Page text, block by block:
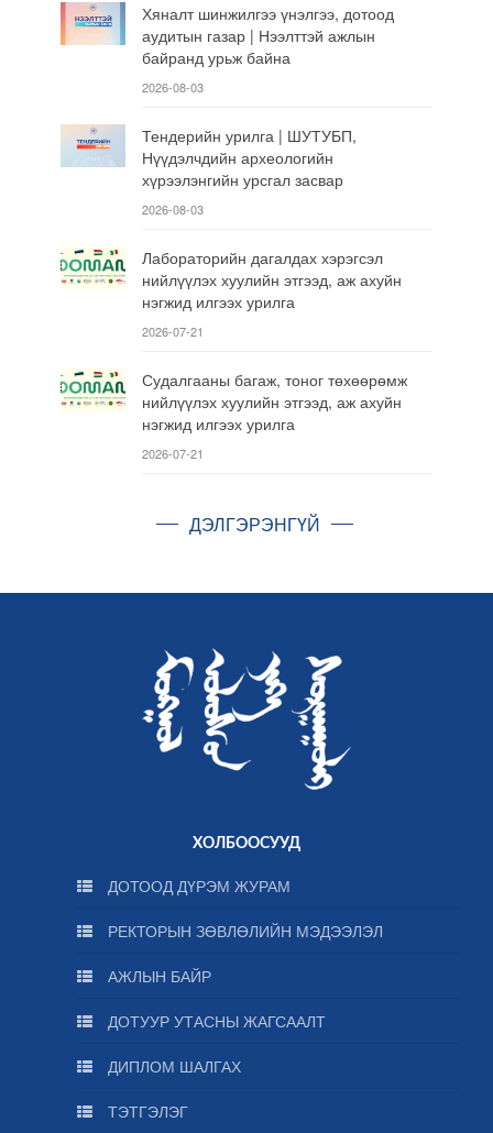
Хяналт шинжилгээ үнэлгээ, дотоод
аудитын газар | Нээлттэй ажлын
байранд урьж байна
2026-08-03
Тендерийн урилга | ШУТУБП,
Нүүдэлчдийн археологийн
хүрээлэнгийн урсгал засвар
2026-08-03
Лабораторийн дагалдах хэрэгсэл
нийлүүлэх хуулийн этгээд, аж ахуйн
нэгжид илгээх урилга
2026-07-21
Судалгааны багаж, тоног төхөөрөмж
нийлүүлэх хуулийн этгээд, аж ахуйн
нэгжид илгээх урилга
2026-07-21
ДЭЛГЭРЭНГҮЙ
ХОЛБООСУУД
ДОТООД ДҮРЭМ ЖУРАМ
РЕКТОРЫН ЗӨВЛӨЛИЙН МЭДЭЭЛЭЛ
АЖЛЫН БАЙР
ДОТУУР УТАСНЫ ЖАГСААЛТ
ДИПЛОМ ШАЛГАХ
ТЭТГЭЛЭГ